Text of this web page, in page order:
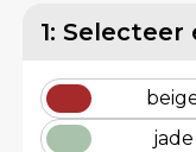
Opvouwbare
Schorten en
1:
jade